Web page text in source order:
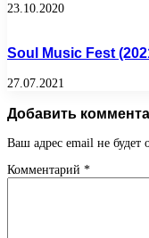
23.10.2020
Soul Music Fest
27.07.2021
Добавить
Ваш адрес email не будет
Комментарий *